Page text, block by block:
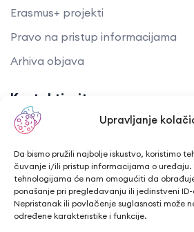
Upravljanje
Da bismo pružili najbolje iskustvo, koristimo
čuvanje i/ili pristup informacijama o uređaju.
tehnologijama će nam omogućiti da
ponašanje pri pregledavanju ili jedinstveni
Nepristanak ili povlačenje suglasnosti može
određene karakteristike i funkcije.
Erasmus+ projekti
​​​​​​​Pravo na pristup informacijama
Arhiva objava
Kontaktirajte nas
Telefon: + 385 43 241 298
Email: info@cuk.hr
Adresa središta: Vladimira Nazora
Lokacija: Trg hrvatskih branitelja